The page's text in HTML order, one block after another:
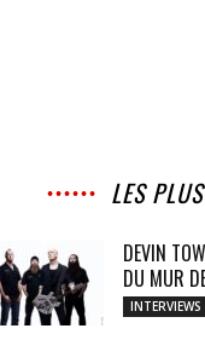
LES
DEVIN
DU MUR
INTERVIEWS